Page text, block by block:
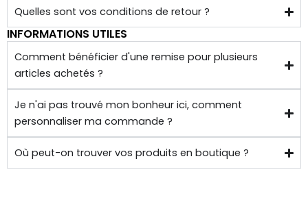
de
chez
soi.
Quelles sont vos conditions de retour ?
INFORMATIONS UTILES
Comment bénéficier d'une remise pour plusieurs
articles achetés ?
Je n'ai pas trouvé mon bonheur ici, comment
personnaliser ma commande ?
Où peut-on trouver vos produits en boutique ?